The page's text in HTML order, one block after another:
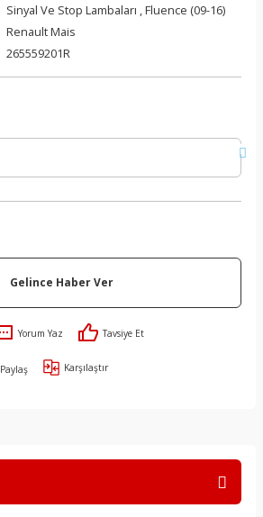
Sinyal Ve Stop Lambaları ,Fluence (09-16)
Renault Mais
265559201R
Gelince Haber Ver
Yorum Yaz Tavsiye Et
Paylaş Karşılaştır